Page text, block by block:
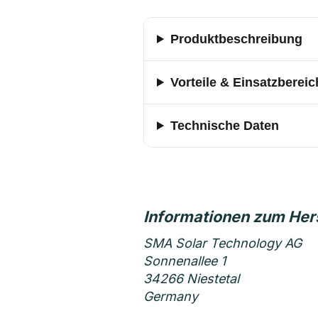
Produktbeschreibung
Vorteile &
Technische Daten
SMA Solar Technology AG
Sonnenallee 1
34266 Niestetal
Germany